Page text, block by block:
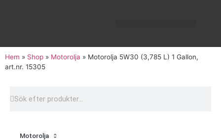
Hem » Shop » Motorolja » Motorolja 5W30 (3,785 L) 1 Gallon,
art.nr. 15305
Motorolja